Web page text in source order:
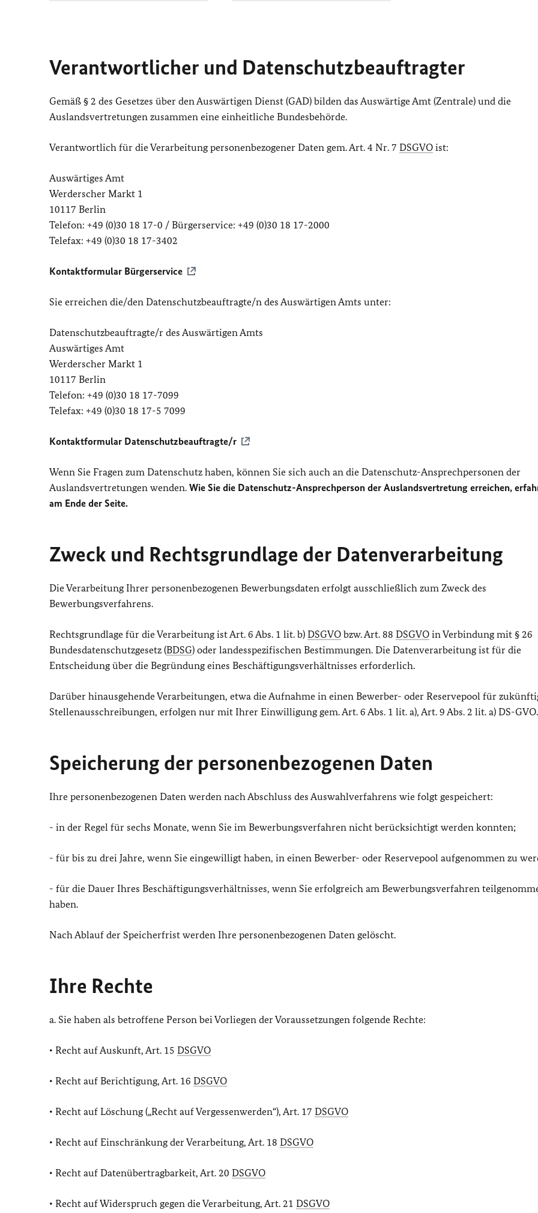
Verantwortlicher und Datenschutzbeauftragter
Gemäß § 2 des Gesetzes über den Auswärtigen Dienst (GAD) bilden das Auswärtige Amt (Zentrale) und die
Auslandsvertretungen zusammen eine einheitliche Bundesbehörde.
Verantwortlich für die Verarbeitung personenbezogener Daten gem. Art. 4 Nr. 7 DSGVO ist:
Auswärtiges Amt
Werderscher Markt 1
10117 Berlin
Telefon: +49 (0)30 18 17-0 / Bürgerservice: +49 (0)30 18 17-2000
Telefax: +49 (0)30 18 17-3402
Kontaktformular Bürgerservice
Sie erreichen die/den Datenschutzbeauftragte/n des Auswärtigen Amts unter:
Datenschutzbeauftragte/r des Auswärtigen Amts
Auswärtiges Amt
Werderscher Markt 1
10117 Berlin
Telefon: +49 (0)30 18 17-7099
Telefax: +49 (0)30 18 17-5 7099
Kontaktformular Datenschutzbeauftragte/r
Wenn Sie Fragen zum Datenschutz haben, können Sie sich auch an die Datenschutz-Ansprechpersonen der
Auslandsvertretungen wenden. Wie Sie die Datenschutz-Ansprechperson der Auslandsvertretung erreichen,
am Ende der Seite.
Zweck und Rechtsgrundlage der Datenverarbeitung
Die Verarbeitung Ihrer personenbezogenen Bewerbungsdaten erfolgt ausschließlich zum Zweck des
Bewerbungsverfahrens.
Rechtsgrundlage für die Verarbeitung ist Art. 6 Abs. 1 lit. b) DSGVO bzw. Art. 88 DSGVO in Verbindung mit § 26
Bundesdatenschutzgesetz (BDSG) oder landesspezifischen Bestimmungen. Die Datenverarbeitung ist für die
Entscheidung über die Begründung eines Beschäftigungsverhältnisses erforderlich.
Darüber hinausgehende Verarbeitungen, etwa die Aufnahme in einen Bewerber- oder Reservepool für
Stellenausschreibungen, erfolgen nur mit Ihrer Einwilligung gem. Art. 6 Abs. 1 lit. a), Art. 9 Abs. 2 lit. a) DS-GVO.
Speicherung der personenbezogenen Daten
Ihre personenbezogenen Daten werden nach Abschluss des Auswahlverfahrens wie folgt gespeichert:
- in der Regel für sechs Monate, wenn Sie im Bewerbungsverfahren nicht berücksichtigt werden konnten;
- für bis zu drei Jahre, wenn Sie eingewilligt haben, in einen Bewerber- oder Reservepool aufgenommen zu
- für die Dauer Ihres Beschäftigungsverhältnisses, wenn Sie erfolgreich am Bewerbungsverfahren
haben.
Nach Ablauf der Speicherfrist werden Ihre personenbezogenen Daten gelöscht.
Ihre Rechte
a. Sie haben als betroffene Person bei Vorliegen der Voraussetzungen folgende Rechte:
• Recht auf Auskunft, Art. 15 DSGVO
• Recht auf Berichtigung, Art. 16 DSGVO
• Recht auf Löschung („Recht auf Vergessenwerden“), Art. 17 DSGVO
• Recht auf Einschränkung der Verarbeitung, Art. 18 DSGVO
• Recht auf Datenübertragbarkeit, Art. 20 DSGVO
• Recht auf Widerspruch gegen die Verarbeitung, Art. 21 DSGVO